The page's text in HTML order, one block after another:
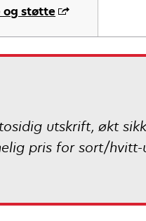
og støtte
utskrift, økt
pris for sort/